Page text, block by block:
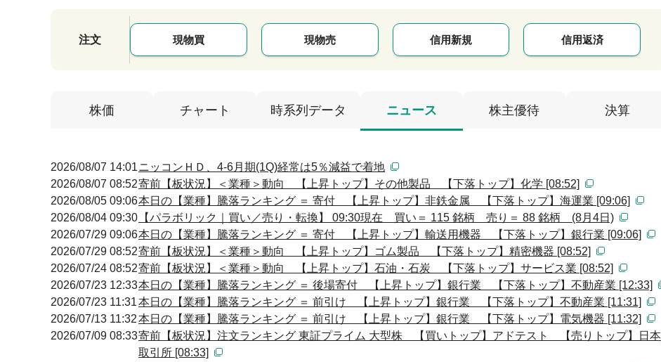
注文 現物買 現物売 信用新規 信用返済
株価 チャート 時系列データ ニュース 株主優待 決算
2026/08/07 14:01ニッコンＨＤ、4-6月期(1Q)経常は5％減益で着地
2026/08/07 08:52寄前【板状況】＜業種＞動向 【上昇トップ】その他製品 【下落トップ】化学 [08:52]
2026/08/05 09:06本日の【業種】騰落ランキング ＝ 寄付 【上昇トップ】非鉄金属 【下落トップ】海運業 [09:06]
2026/08/04 09:30 【パラボリック｜買い／売り・転換】 09:30現在 買い＝ 115 銘柄 売り＝ 88 銘柄 (8月4日)
2026/07/29 09:06本日の【業種】騰落ランキング ＝ 寄付 【上昇トップ】輸送用機器 【下落トップ】銀行業 [09:06]
2026/07/29 08:52寄前【板状況】＜業種＞動向 【上昇トップ】ゴム製品 【下落トップ】精密機器 [08:52]
2026/07/24 08:52寄前【板状況】＜業種＞動向 【上昇トップ】石油・石炭 【下落トップ】サービス業 [08:52]
2026/07/23 12:33本日の【業種】騰落ランキング ＝ 後場寄付 【上昇トップ】銀行業 【下落トップ】不動産業 [12:33]
2026/07/23 11:31本日の【業種】騰落ランキング ＝ 前引け 【上昇トップ】銀行業 【下落トップ】不動産業 [11:31]
2026/07/13 11:32本日の【業種】騰落ランキング ＝ 前引け 【上昇トップ】銀行業 【下落トップ】電気機器 [11:32]
2026/07/09 08:33寄前【板状況】注文ランキング 東証プライム 大型株 【買いトップ】アドテスト 【売りトップ】日本
取引所 [08:33]